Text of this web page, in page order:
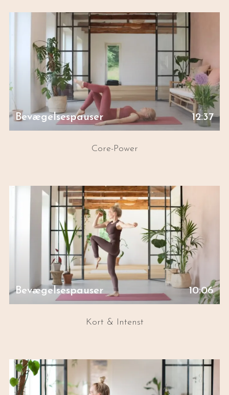
Bevægelsespauser 12:37
Core-Power
Bevægelsespauser 10:06
Kort & Intenst